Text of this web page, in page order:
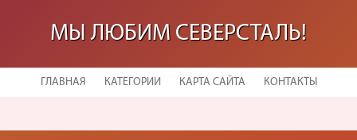
МЫ ЛЮБИМ СЕВЕРСТАЛЬ!
ГЛАВНАЯ КАТЕГОРИИ КАРТА САЙТА КОНТАКТЫ